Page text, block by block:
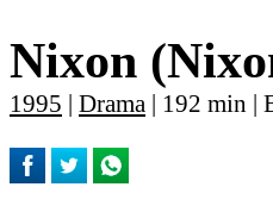
Nixon
1995 | Drama | 192 min |